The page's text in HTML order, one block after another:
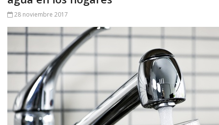
28 noviembre 2017